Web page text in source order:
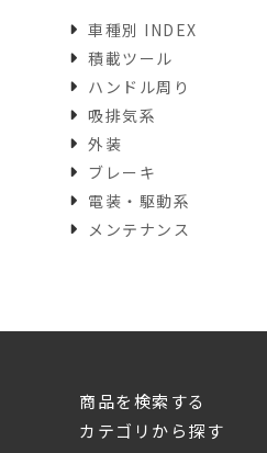
車種別 INDEX
積載ツール
ハンドル周り
吸排気系
外装
ブレーキ
電装・駆動系
メンテナンス
商品を検索する
カテゴリから探す